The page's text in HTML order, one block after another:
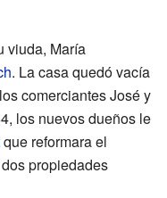
viuda, María
. La casa quedó vacía
comerciantes José y
los nuevos dueños le
que reformara el
propiedades